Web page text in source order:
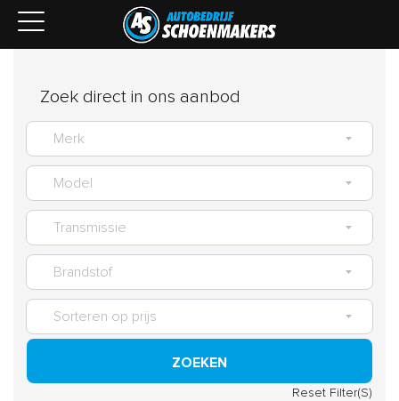
Zoek direct in ons aanbod
ZOEKEN
Reset Filter(S)